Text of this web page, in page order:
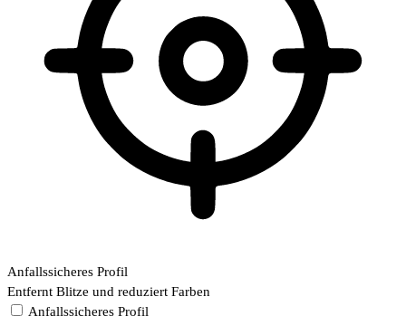
Anfallssicheres Profil
Entfernt Blitze und reduziert Farben
Anfallssicheres Profil